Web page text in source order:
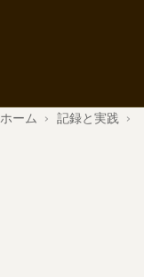
ホーム › 記録と実践 ›